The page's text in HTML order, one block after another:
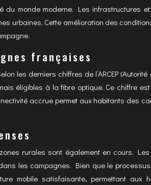
monde moderne. Les infrastructures
urbaines. Cette amélioration des
françaises
les derniers chiffres de l’ARCEP
éligibles à la fibre optique. Ce chiffre
accrue permet aux habitants des
rurales sont également en cours.
les campagnes. Bien que le
mobile satisfaisante, permettant aux